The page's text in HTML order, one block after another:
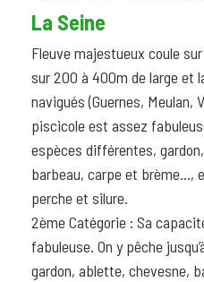
La Seine
Fleuve majestueux coule
sur 200 à 400m de large et
navigués (Guernes, Meulan,
piscicole est assez
espèces différentes,
barbeau, carpe et brème…,
perche et silure.
2ème Catégorie : Sa
fabuleuse. On y pêche
gardon, ablette, chevesne,